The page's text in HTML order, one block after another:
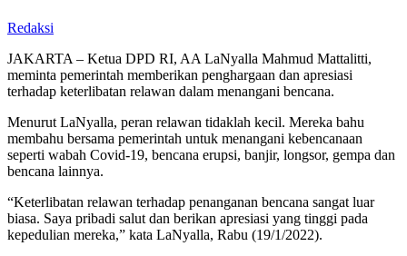
Redaksi
JAKARTA – Ketua DPD RI, AA LaNyalla Mahmud Mattalitti,
meminta pemerintah memberikan penghargaan dan apresiasi
terhadap keterlibatan relawan dalam menangani bencana.
Menurut LaNyalla, peran relawan tidaklah kecil. Mereka bahu
membahu bersama pemerintah untuk menangani kebencanaan
seperti wabah Covid-19, bencana erupsi, banjir, longsor, gempa dan
bencana lainnya.
“Keterlibatan relawan terhadap penanganan bencana sangat luar
biasa. Saya pribadi salut dan berikan apresiasi yang tinggi pada
kepedulian mereka,” kata LaNyalla, Rabu (19/1/2022).